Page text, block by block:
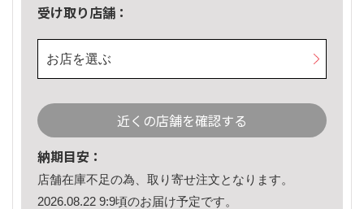
受け取り店舗：
お店を選ぶ
近くの店舗を確認する
納期目安：
店舗在庫不足の為、取り寄せ注文となります。
2026.08.22 9:9頃のお届け予定です。